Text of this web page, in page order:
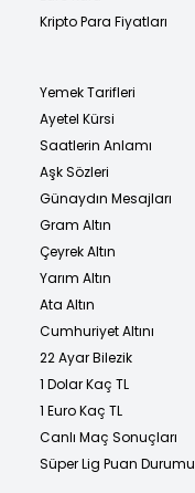
Kripto Para Fiyatları
Yemek Tarifleri
Ayetel Kürsi
Saatlerin Anlamı
Aşk Sözleri
Günaydın Mesajları
Gram Altın
Çeyrek Altın
Yarım Altın
Ata Altın
Cumhuriyet Altını
22 Ayar Bilezik
1 Dolar Kaç TL
1 Euro Kaç TL
Canlı Maç Sonuçları
Süper Lig Puan Durumu